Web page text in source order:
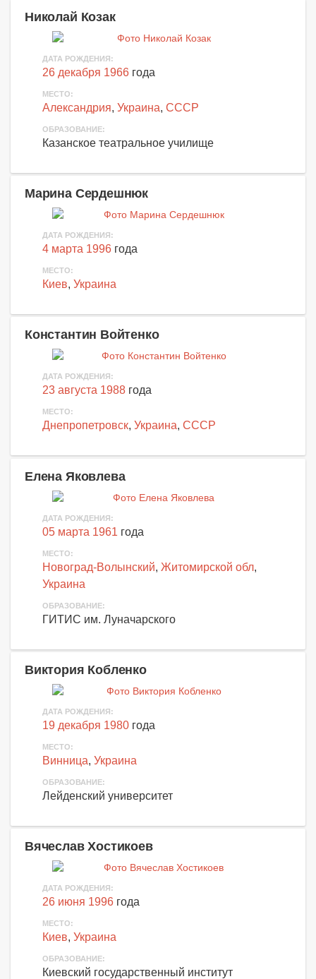
Николай Козак
ДАТА РОЖДЕНИЯ:
26 декабря 1966 года
МЕСТО:
Александрия, Украина, СССР
ОБРАЗОВАНИЕ:
Казанское театральное училище
Марина Сердешнюк
ДАТА РОЖДЕНИЯ:
4 марта 1996 года
МЕСТО:
Киев, Украина
Константин Войтенко
ДАТА РОЖДЕНИЯ:
23 августа 1988 года
МЕСТО:
Днепропетровск, Украина, СССР
Елена Яковлева
ДАТА РОЖДЕНИЯ:
05 марта 1961 года
МЕСТО:
Новоград-Волынский, Житомирской обл,
Украина
ОБРАЗОВАНИЕ:
ГИТИС им. Луначарского
Виктория Кобленко
ДАТА РОЖДЕНИЯ:
19 декабря 1980 года
МЕСТО:
Винница, Украина
ОБРАЗОВАНИЕ:
Лейденский университет
Вячеслав Хостикоев
ДАТА РОЖДЕНИЯ:
26 июня 1996 года
МЕСТО:
Киев, Украина
ОБРАЗОВАНИЕ:
Киевский государственный институт